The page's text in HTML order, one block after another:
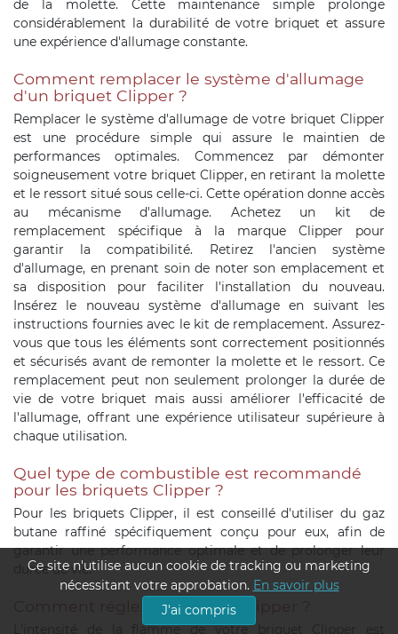
de la molette. Cette maintenance simple prolonge
considérablement la durabilité de votre briquet et assure
une expérience d'allumage constante.
Comment remplacer le système d'allumage
d'un briquet Clipper ?
Remplacer le système d'allumage de votre briquet Clipper
est une procédure simple qui assure le maintien de
performances optimales. Commencez par démonter
soigneusement votre briquet Clipper, en retirant la molette
et le ressort situé sous celle-ci. Cette opération donne accès
au mécanisme d'allumage. Achetez un kit de
remplacement spécifique à la marque Clipper pour
garantir la compatibilité. Retirez l'ancien système
d'allumage, en prenant soin de noter son emplacement et
sa disposition pour faciliter l'installation du nouveau.
Insérez le nouveau système d'allumage en suivant les
instructions fournies avec le kit de remplacement. Assurez-
vous que tous les éléments sont correctement positionnés
et sécurisés avant de remonter la molette et le ressort. Ce
remplacement peut non seulement prolonger la durée de
vie de votre briquet mais aussi améliorer l'efficacité de
l'allumage, offrant une expérience utilisateur supérieure à
chaque utilisation.
Quel type de combustible est recommandé
pour les briquets Clipper ?
Pour les briquets Clipper, il est conseillé d'utiliser du gaz
butane raffiné spécifiquement conçu pour eux, afin de
garantir une performance optimale et de prolonger leur
durée de vie.
Comment régler un briquet Clipper ?
L'intensité de la flamme de votre briquet Clipper est
Ce site n'utilise aucun cookie de tracking ou marketing
nécessitant votre approbation. En savoir plus
J'ai compris